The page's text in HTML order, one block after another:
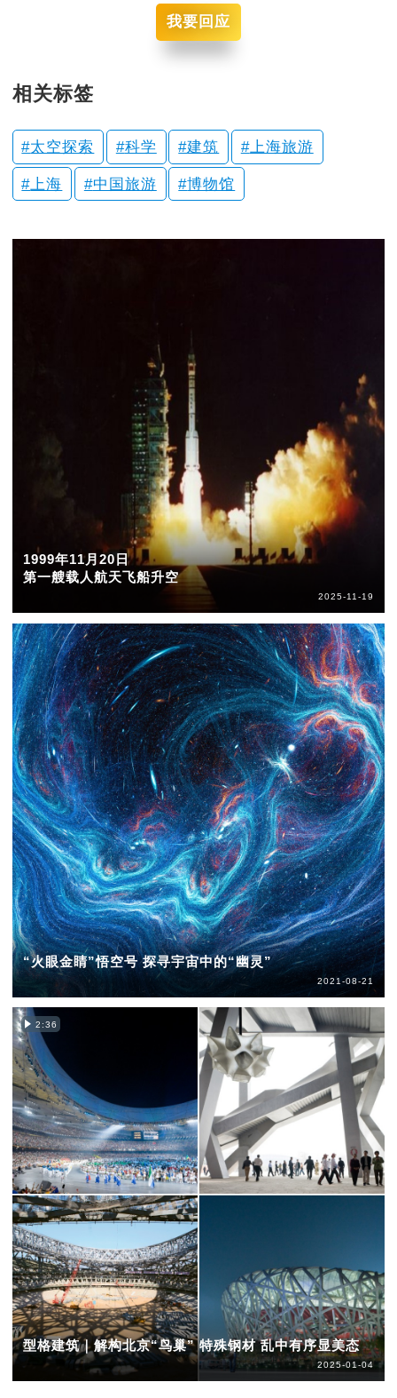
我要回应
相关标签
太空探索 科学 建筑 上海旅游
上海 中国旅游 博物馆
1999年11月20日
第一艘载人航天飞船升空
2025-11-19
“火眼金睛”悟空号 探寻宇宙中的“幽灵”
2021-08-21
2:36
型格建筑｜解构北京“鸟巢” 特殊钢材 乱中有序显美态
2025-01-04